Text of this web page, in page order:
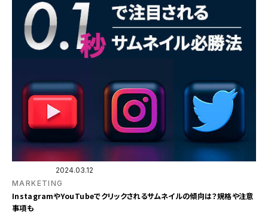
2024.03.12
MARKETING
InstagramやYouTubeでクリックされるサムネイルの傾向は？規格や注意
事項も